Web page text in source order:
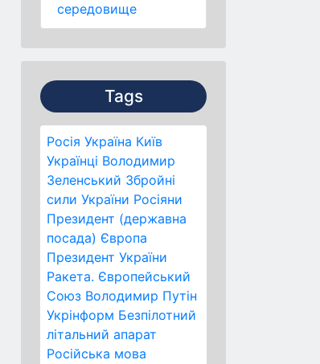
середовище
Tags
Росія Україна Київ
Українці Володимир
Зеленський Збройні
сили України Росіяни
Президент (державна
посада) Європа
Президент України
Ракета. Європейський
Союз Володимир Путін
Укрінформ Безпілотний
літальний апарат
Російська мова